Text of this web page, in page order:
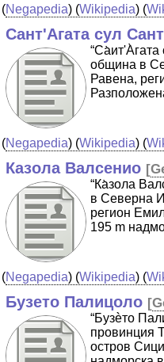
(Negapedia) (Wikipedia) (
Сант'Агата сул
община в
Равена,
(Negapedia) (Wikipedia) (
Казола Валсенио [
“Ка̀зола
в Северна
регион
195 m
(Negapedia) (Wikipedia) (
Бузето Палицоло [
“Бузѐто
провинция
остров